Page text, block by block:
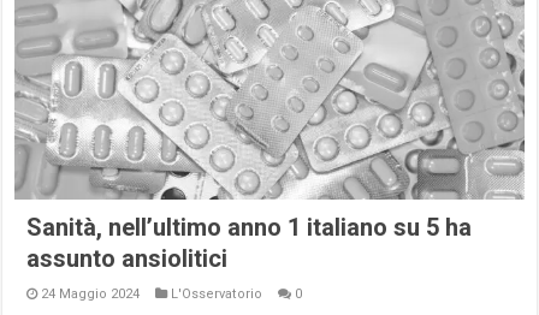
Sanità, nell’ultimo anno 1 italiano su 5 ha
assunto ansiolitici
24 Maggio 2024 L'Osservatorio 0